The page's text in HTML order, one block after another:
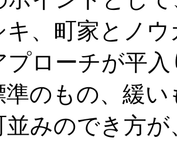
キ、町家とノ
プローチが平
準のもの、緩
並みのでき方